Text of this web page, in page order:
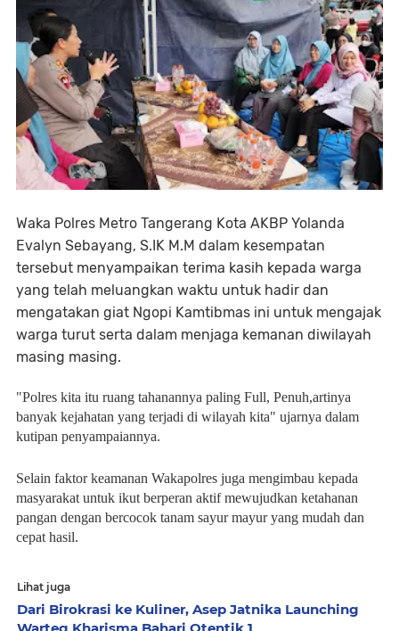
Waka Polres Metro Tangerang Kota AKBP Yolanda
Evalyn Sebayang, S.IK M.M dalam kesempatan
tersebut menyampaikan terima kasih kepada warga
yang telah meluangkan waktu untuk hadir dan
mengatakan giat Ngopi Kamtibmas ini untuk mengajak
warga turut serta dalam menjaga kemanan diwilayah
masing masing.
"Polres kita itu ruang tahanannya paling Full, Penuh,artinya
banyak kejahatan yang terjadi di wilayah kita" ujarnya dalam
kutipan penyampaiannya.
Selain faktor keamanan Wakapolres juga mengimbau kepada
masyarakat untuk ikut berperan aktif mewujudkan ketahanan
pangan dengan bercocok tanam sayur mayur yang mudah dan
cepat hasil.
Lihat juga
Dari Birokrasi ke Kuliner, Asep Jatnika Launching